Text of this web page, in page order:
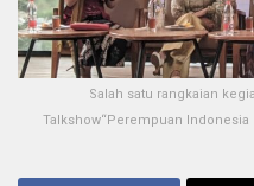
Salah satu rangkaian
Talkshow“Perempuan Indonesia